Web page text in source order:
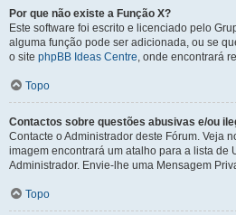
Por que não existe a Função X?
Este software foi escrito e licenciado pelo
alguma função pode ser adicionada, ou se
o site phpBB Ideas Centre, onde encontrará
Topo
Contactos sobre questões abusivas e/ou
Contacte o Administrador deste Fórum. Veja
imagem encontrará um atalho para a lista de
Administrador. Envie-lhe uma Mensagem
Topo